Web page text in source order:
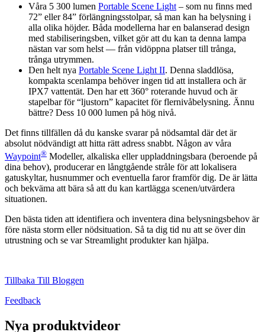
Våra 5 300 lumen Portable Scene Light – som nu finns med
72” eller 84” förlängningsstolpar, så man kan ha belysning i
alla olika höjder. Båda modellerna har en balanserad design
med stabiliseringsben, vilket gör att du kan ta denna lampa
nästan var som helst — från vidöppna platser till trånga,
trånga utrymmen.
Den helt nya Portable Scene Light II. Denna sladdlösa,
kompakta scenlampa behöver ingen tid att installera och är
IPX7 vattentät. Den har ett 360° roterande huvud och är
stapelbar för “ljustorn” kapacitet för flernivåbelysning. Ännu
bättre? Dess 10 000 lumen på hög nivå.
Det finns tillfällen då du kanske svarar på nödsamtal där det är
absolut nödvändigt att hitta rätt adress snabbt. Någon av våra
Waypoint® Modeller, alkaliska eller uppladdningsbara (beroende på
dina behov), producerar en långtgående stråle för att lokalisera
gatuskyltar, husnummer och eventuella faror framför dig. De är lätta
och bekväma att bära så att du kan kartlägga scenen/utvärdera
situationen.
Den bästa tiden att identifiera och inventera dina belysningsbehov är
före nästa storm eller nödsituation. Så ta dig tid nu att se över din
utrustning och se var Streamlight produkter kan hjälpa.
Tillbaka Till Bloggen
Feedback
Nya produktvideor